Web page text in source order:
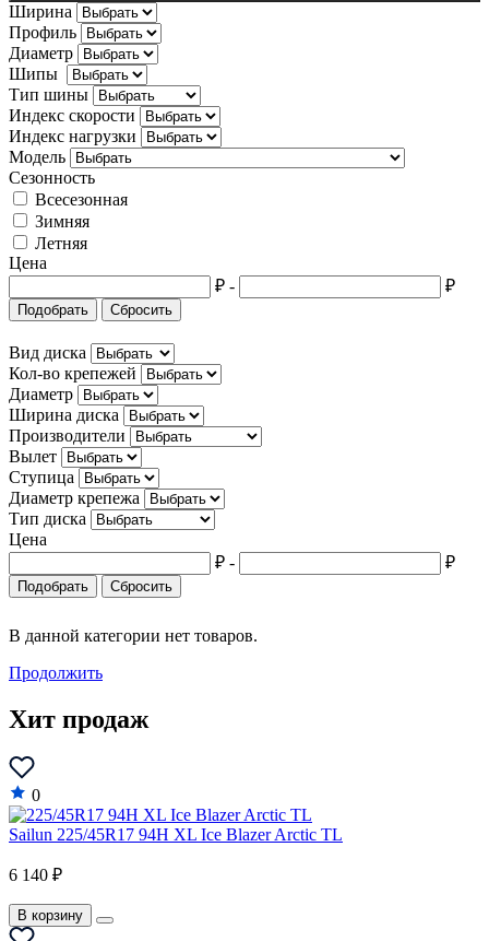
Changan
Chery
Chevrolet
Chrysler
Citroën
Cupra
Dacia
Daewoo
Daihatsu
Datsun
Dodge
Dongfeng
DS
Eagle
Ferrari
Ford
Genesis
GMC
Ширина
Профиль
Диаметр
Шипы
Тип шины
Индекс скорости
Индекс нагрузки
Модель
Сезонность
Всесезонная
Зимняя
Летняя
Цена
₽ - ₽
Подобрать Сбросить
Вид диска
Кол-во крепежей
Диаметр
Ширина диска
Производители
Вылет
Ступица
Диаметр крепежа
Тип диска
Цена
₽ - ₽
Подобрать Сбросить
В данной категории нет товаров.
Продолжить
Хит продаж
0
Sailun 225/45R17 94H XL Ice Blazer Arctic TL
6 140 ₽
В корзину